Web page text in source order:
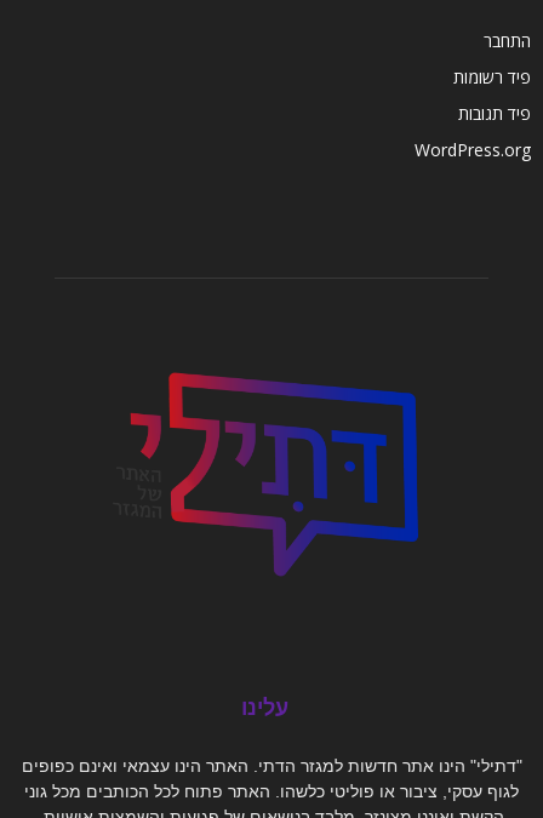
התחבר
פיד רשומות
פיד תגובות
WordPress.org
עלינו
"דתילי" הינו אתר חדשות למגזר הדתי. האתר הינו עצמאי ואינם כפופים
לגוף עסקי, ציבור או פוליטי כלשהו. האתר פתוח לכל הכותבים מכל גוני